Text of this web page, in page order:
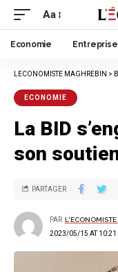
Aa
Economie Entreprise
LECONOMISTE MAGHREBIN >
ECONOMIE
La BID
son
2023/05/15 AT 10:21
PAR L'ECONOMISTE
PARTAGER